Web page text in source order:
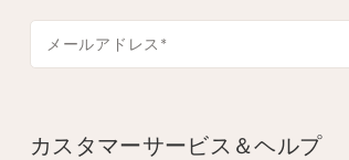
メールアドレス *
カスタマーサービス＆ヘルプ